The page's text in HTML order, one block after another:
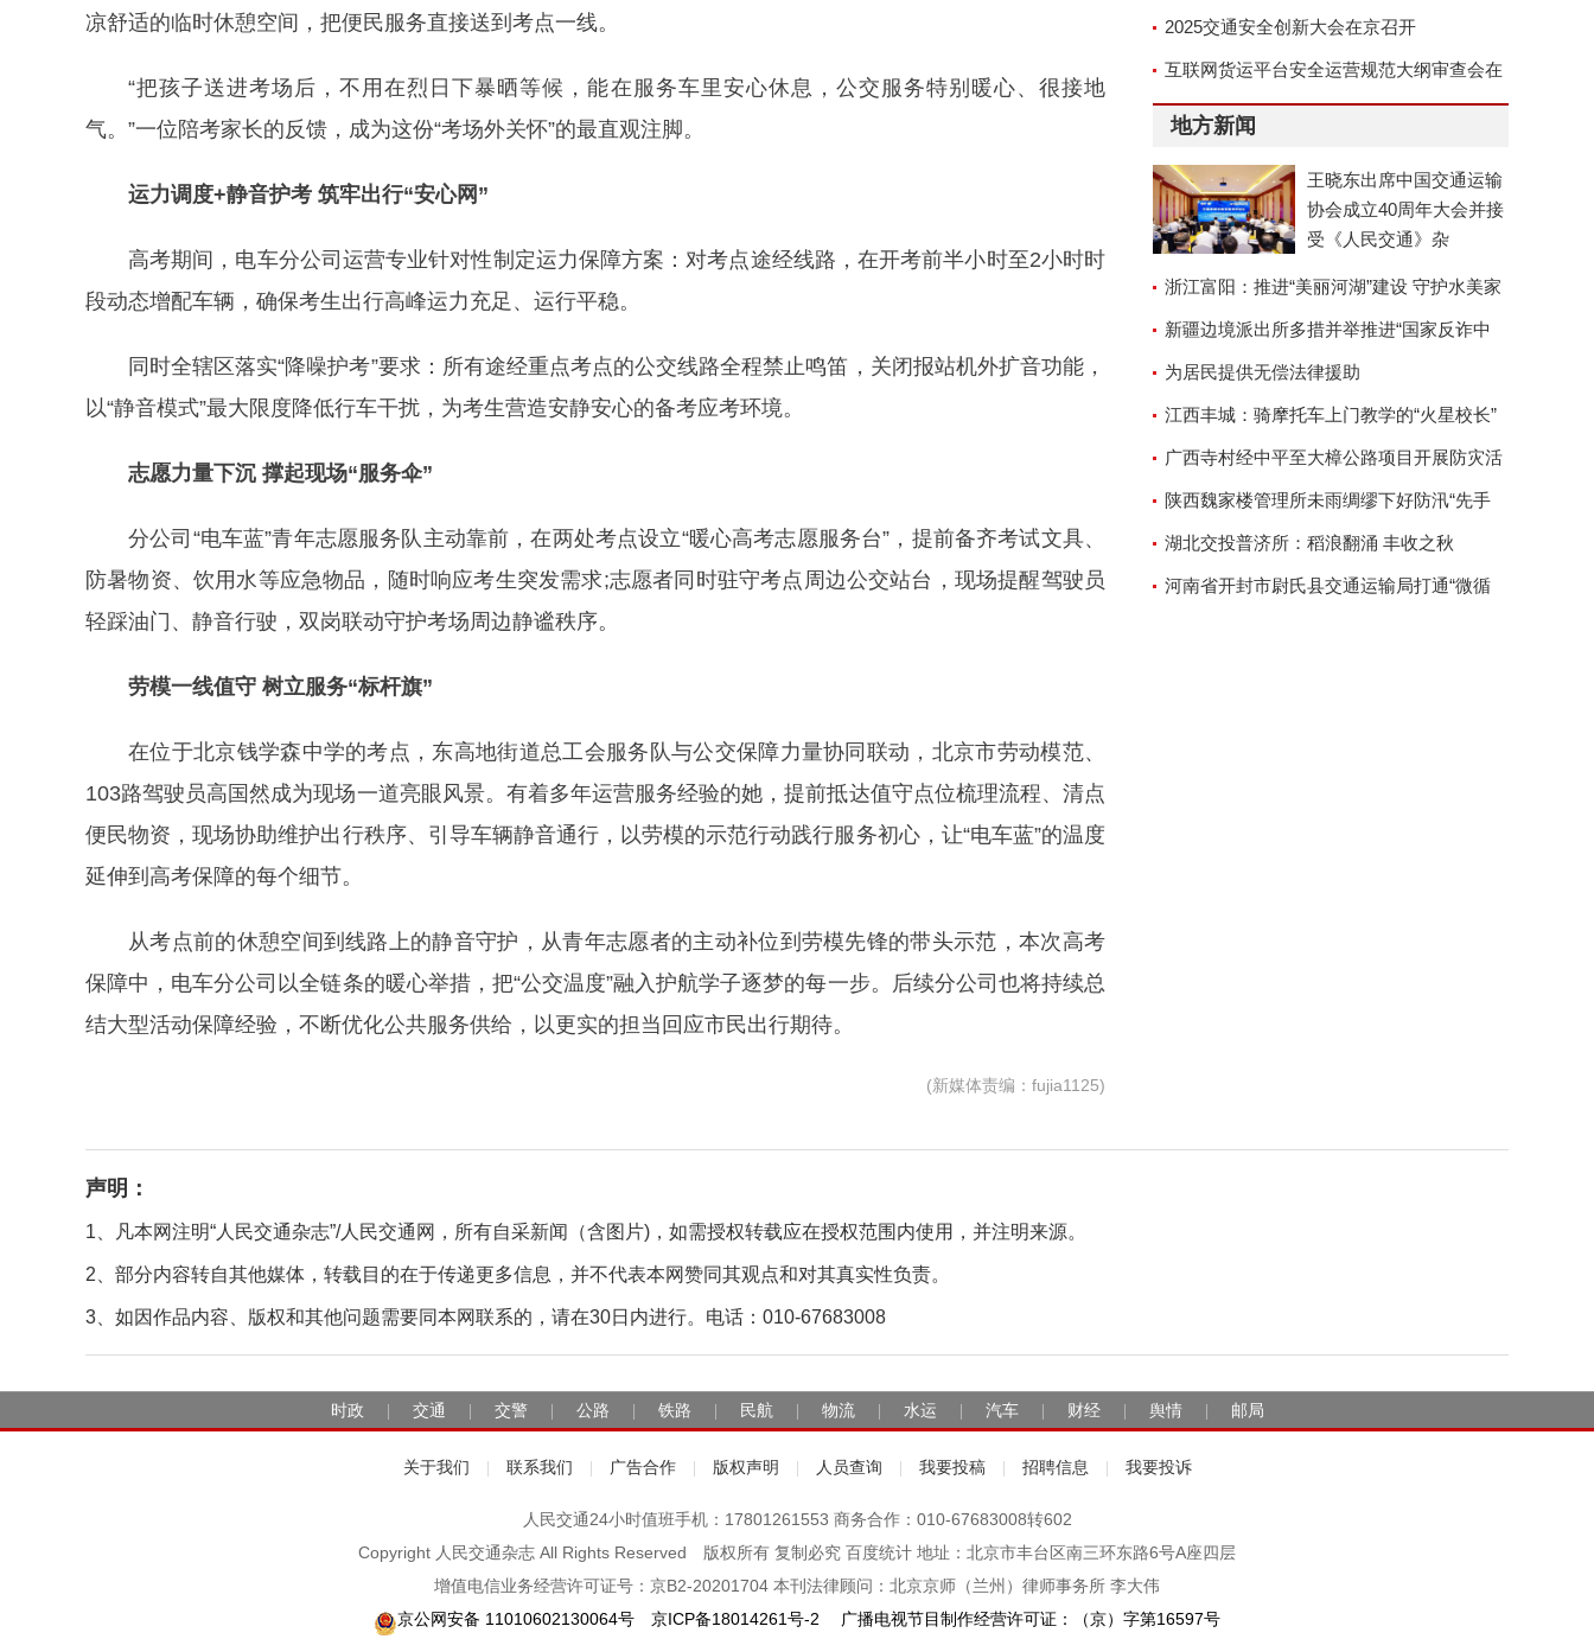
凉舒适的临时休憩空间，把便民服务直接送到考点一线。
“把孩子送进考场后，不用在烈日下暴晒等候，能在服务车里安心休息，公交服务特别暖心、很接地
气。”一位陪考家长的反馈，成为这份“考场外关怀”的最直观注脚。
运力调度+静音护考 筑牢出行“安心网”
高考期间，电车分公司运营专业针对性制定运力保障方案：对考点途经线路，在开考前半小时至2小时时
段动态增配车辆，确保考生出行高峰运力充足、运行平稳。
同时全辖区落实“降噪护考”要求：所有途经重点考点的公交线路全程禁止鸣笛，关闭报站机外扩音功能，
以“静音模式”最大限度降低行车干扰，为考生营造安静安心的备考应考环境。
志愿力量下沉 撑起现场“服务伞”
分公司“电车蓝”青年志愿服务队主动靠前，在两处考点设立“暖心高考志愿服务台”，提前备齐考试文具、
防暑物资、饮用水等应急物品，随时响应考生突发需求;志愿者同时驻守考点周边公交站台，现场提醒驾驶员
轻踩油门、静音行驶，双岗联动守护考场周边静谧秩序。
劳模一线值守 树立服务“标杆旗”
在位于北京钱学森中学的考点，东高地街道总工会服务队与公交保障力量协同联动，北京市劳动模范、
103路驾驶员高国然成为现场一道亮眼风景。有着多年运营服务经验的她，提前抵达值守点位梳理流程、清点
便民物资，现场协助维护出行秩序、引导车辆静音通行，以劳模的示范行动践行服务初心，让“电车蓝”的温度
延伸到高考保障的每个细节。
从考点前的休憩空间到线路上的静音守护，从青年志愿者的主动补位到劳模先锋的带头示范，本次高考
保障中，电车分公司以全链条的暖心举措，把“公交温度”融入护航学子逐梦的每一步。后续分公司也将持续总
结大型活动保障经验，不断优化公共服务供给，以更实的担当回应市民出行期待。
(新媒体责编：fujia1125)
郑德岭
2025交通安全创新大会在京召开
互联网货运平台安全运营规范大纲审查会在
京召开
地方新闻
王晓东出席中国交通运输
协会成立40周年大会并接
受《人民交通》杂
浙江富阳：推进“美丽河湖”建设 守护水美家
园新疆边境派出所多措并举推进“国家反诈中
心”APP安装工作
为居民提供无偿法律援助
江西丰城：骑摩托车上门教学的“火星校长”
广西寺村经中平至大樟公路项目开展防灾活
动陕西魏家楼管理所未雨绸缪下好防汛“先手
棋”湖北交投普济所：稻浪翻涌 丰收之秋
河南省开封市尉氏县交通运输局打通“微循
声明：
1、凡本网注明“人民交通杂志”/人民交通网，所有自采新闻（含图片)，如需授权转载应在授权范围内使用，并注明来源。
2、部分内容转自其他媒体，转载目的在于传递更多信息，并不代表本网赞同其观点和对其真实性负责。
3、如因作品内容、版权和其他问题需要同本网联系的，请在30日内进行。电话：010-67683008
时政 交通 交警 公路 铁路 民航 物流 水运 汽车 财经 舆情 邮局
关于我们 联系我们 广告合作 版权声明 人员查询 我要投稿 招聘信息 我要投诉
人民交通24小时值班手机：17801261553 商务合作：010-67683008转602
Copyright 人民交通杂志 All Rights Reserved 版权所有 复制必究 百度统计 地址：北京市丰台区南三环东路6号A座四层
增值电信业务经营许可证号：京B2-20201704 本刊法律顾问：北京京师（兰州）律师事务所 李大伟
京公网安备 11010602130064号
京ICP备18014261号-2 广播电视节目制作经营许可证：（京）字第16597号